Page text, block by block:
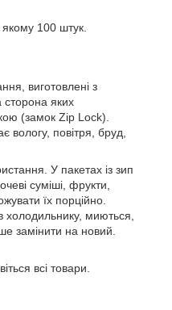
якому 100 штук.
виготовлені з
сторона яких
(замок Zip Lock).
вологу, повітря, бруд,
У пакетах із зип
суміші, фрукти,
їх порційно.
холодильнику, миються,
замінити на новий.
всі товари.